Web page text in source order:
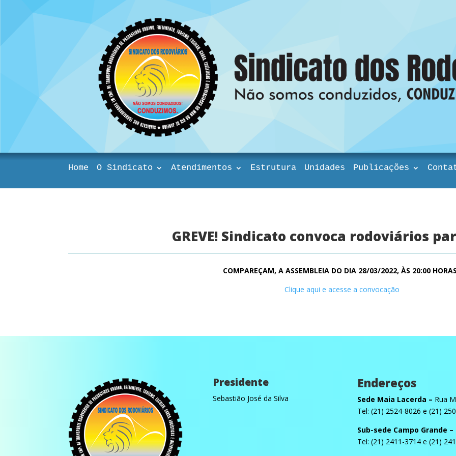
Home O Sindicato Atendimentos Estrutura Unidades Publicações
GREVE! Sindicato convoca rodoviários
COMPAREÇAM, A ASSEMBLEIA DO DIA 28/03/2022, ÀS 20:00
Clique aqui e acesse a convocação
Presidente
Sebastião José da Silva
Endereços
Sede Maia Lacerda – Rua
Tel: (21) 2524-8026 e (21)
Sub-sede Campo Grande –
Tel: (21) 2411-3714 e (21)